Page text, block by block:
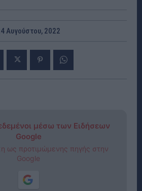
Αυγούστου, 2022
μέσω των Ειδήσεων
Google
ως προτιμώμενης πηγής στην
Google